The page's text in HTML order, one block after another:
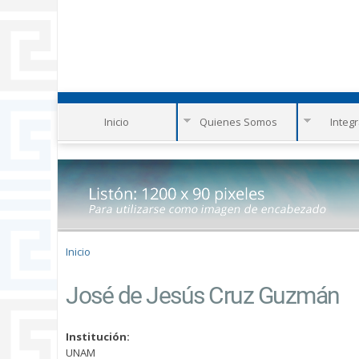
Inicio Quienes Somos
Se encuentra usted aquí
Inicio
José de Jesús Cruz Guzmán
Institución:
UNAM